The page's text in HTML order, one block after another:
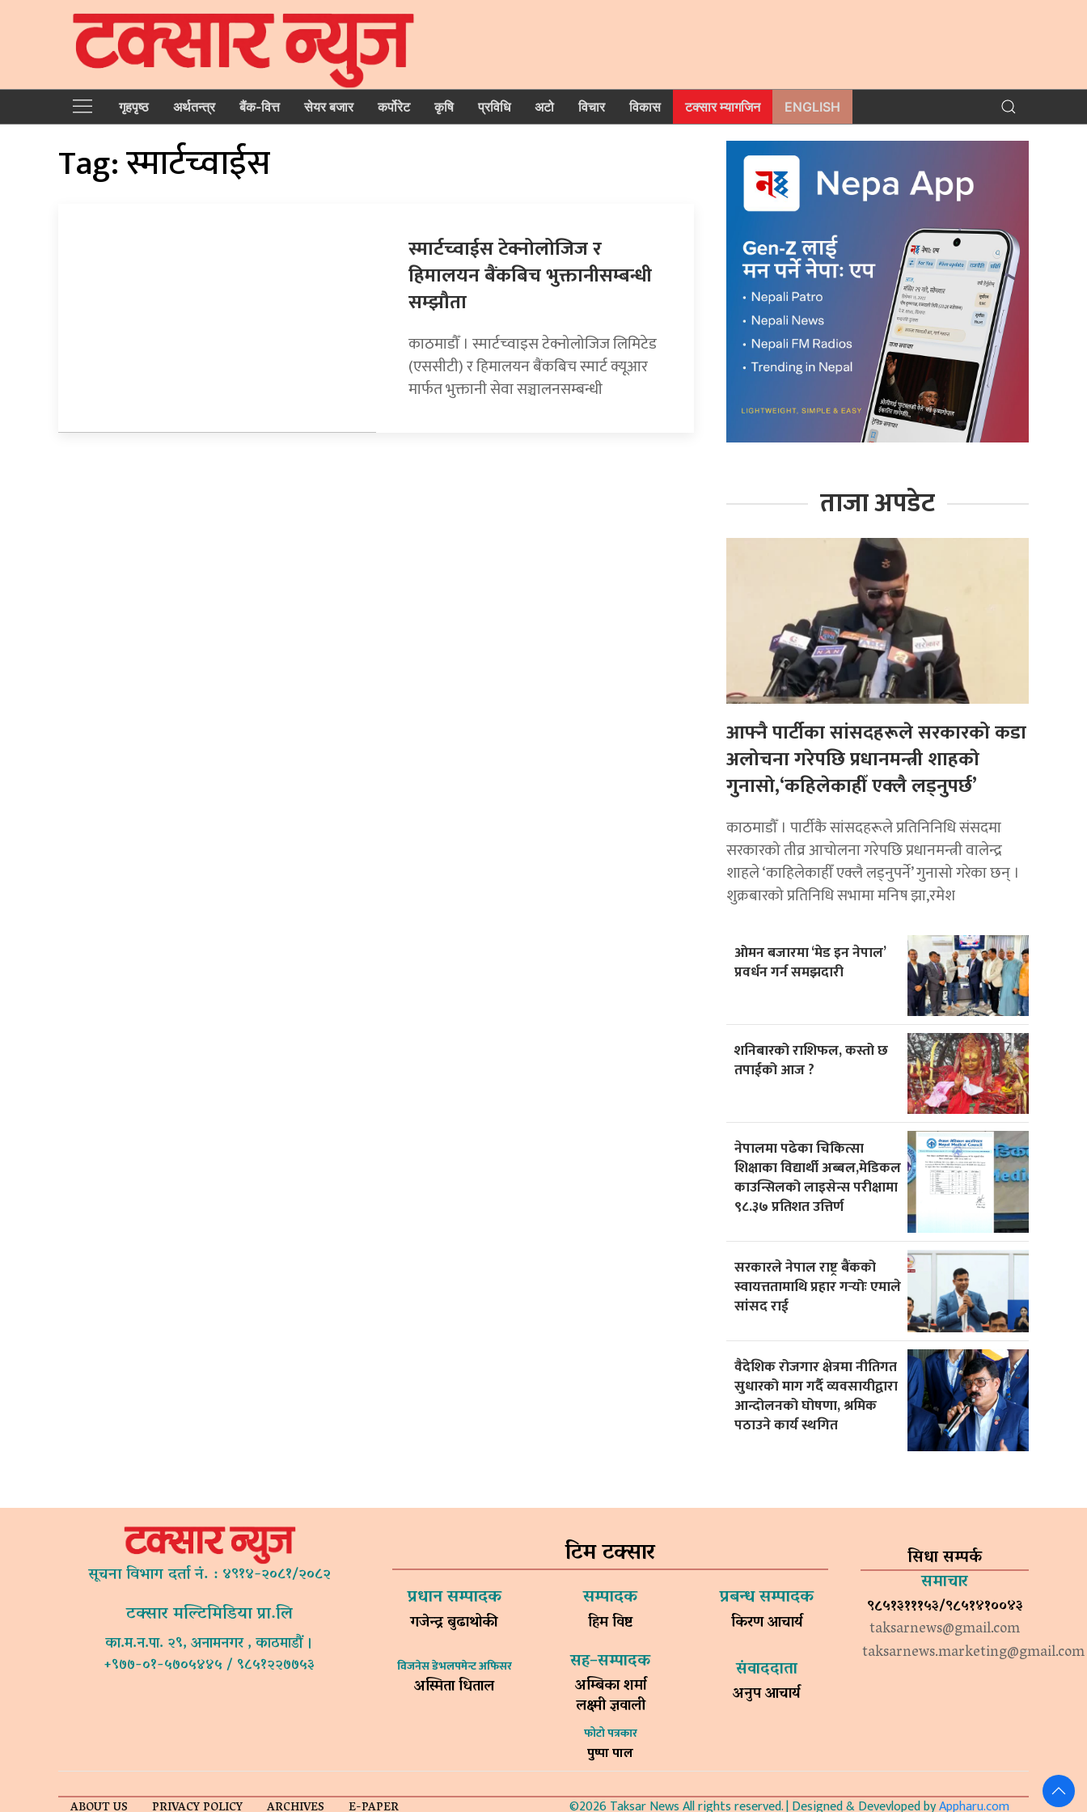
गृहपृष्‍ठ अर्थतन्त्र बैंक-वित्त सेयर बजार कर्पोरेट कृषि प्रविधि अटो विचार विकास टक्सार म्यागजिन ENGLISH
Tag:स्मार्टच्वाईस
स्मार्टच्वाईस टेक्नोलोजिज र
हिमालयन बैंकबिच भुक्तानीसम्बन्धी
सम्झौता
काठमाडौँ । स्मार्टच्वाइस टेक्नोलोजिज लिमिटेड
(एससीटी) र हिमालयन बैंकबिच स्मार्ट क्यूआर
मार्फत भुक्तानी सेवा सञ्चालनसम्बन्धी
ताजा अपडेट
आफ्नै पार्टीका सांसदहरूले सरकारको कडा
अलोचना गरेपछि प्रधानमन्त्री शाहकाे
गुनासाे,‘कहिलेकाहीँ एक्लै लड्नुपर्छ’
काठमाडौँ । पार्टीकै सांसदहरूले प्रतिनिनिधि संसदमा
सरकारको तीव्र आचोलना गरेपछि प्रधानमन्त्री वालेन्द्र
शाहले ‘काहिलेकाहीँ एक्लै लड्नुपर्ने’ गुनासो गरेका छन् ।
शुक्रबारको प्रतिनिधि सभामा मनिष झा,रमेश
ओमन बजारमा ‘मेड इन नेपाल’
प्रवर्धन गर्न समझदारी
शनिबारको राशिफल, कस्तो छ
तपाईको आज ?
नेपालमा पढेका चिकित्सा
शिक्षाका विद्यार्थी अब्बल,मेडिकल
काउन्सिलको लाइसेन्स परीक्षामा
९८.३७ प्रतिशत उत्तिर्ण
सरकारले नेपाल राष्ट्र बैंकको
स्वायत्ततामाथि प्रहार गर्‍योः एमाले
सांसद राई
वैदेशिक रोजगार क्षेत्रमा नीतिगत
सुधारको माग गर्दै व्यवसायीद्वारा
आन्दोलनको घोषणा, श्रमिक
पठाउने कार्य स्थगित
सूचना विभाग दर्ता नं. : ४९१४-२०८१/२०८२
टक्सार मल्टिमिडिया प्रा.लि
का.म.न.पा. २९, अनामनगर , काठमाडौं ।
+९७७-०१-५७०५४४५ / ९८५१२२७७५३
टिम टक्सार
प्रधान सम्पादक
गजेन्द्र बुढाथोकी
सम्पादक
हिम विष्ट
प्रबन्ध सम्पादक
किरण आचार्य
विजनेस डेभलपमेन्ट अफिसर
अस्मिता धिताल
सह–सम्पादक
अम्बिका शर्मा
लक्ष्मी ज्ञवाली
फोटो पत्रकार
पुष्पा पाल
संवाददाता
अनुप आचार्य
सिधा सम्पर्क
समाचार
९८५१३१११५३/९८५१४१००४३
taksarnews@gmail.com
taksarnews.marketing@gmail.com
©2026 Taksar News All rights reserved. | Designed & Devevloped byAppharu.com